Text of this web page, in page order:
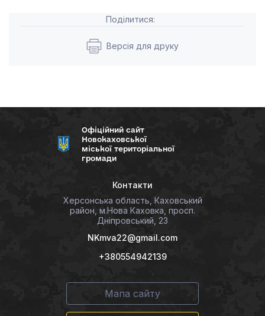
Поділитися:
Версія для друку
Офіційний сайт
Новокаховської
міської територіальної
громади
Контакти
Херсонська область, Каховський
район, м.Нова Каховка, просп.
Дніпровський, 23
NKmva22@gmail.com
+380554942139
Мапа сайту